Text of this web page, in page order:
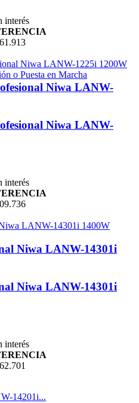
interés
Niwa LANW-
Niwa LANW-
interés
Niwa LANW-14301i
Niwa LANW-14301i
interés
14201i...